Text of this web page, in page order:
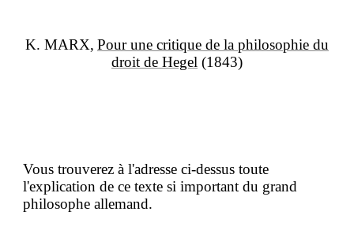
K. MARX, Pour une critique de la philosophie du
droit de Hegel (1843)
Vous trouverez à l'adresse ci-dessus toute
l'explication de ce texte si important du grand
philosophe allemand.